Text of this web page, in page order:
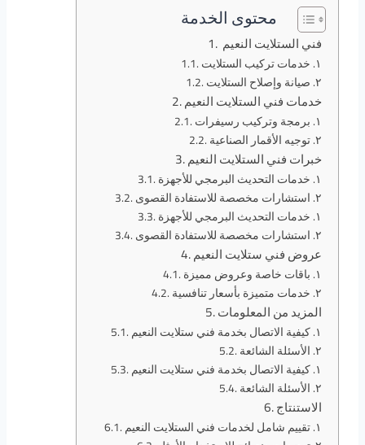
محتوى الخدمة
فني الستلايت النعيم
١. خدمات تركيب الستلايت
٢. صيانة وإصلاح الستلايت
خدمات فني الستلايت النعيم
١. برمجة وتركيب رسيفرات
٢. توجيه الأقمار الصناعية
خبرات فني الستلايت النعيم
١. خدمات التحديث البرمجي للأجهزة
٢. استشارات مخصصة للاستفادة القصوى
١. خدمات التحديث البرمجي للأجهزة
٢. استشارات مخصصة للاستفادة القصوى
عروض فني ستلايت النعيم
١. باقات خاصة وعروض مميزة
٢. خدمات متميزة بأسعار تنافسية
المزيد من المعلومات
١. كيفية الاتصال بخدمة فني ستلايت النعيم
٢. الأسئلة الشائعة
١. كيفية الاتصال بخدمة فني ستلايت النعيم
٢. الأسئلة الشائعة
الاستنتاج
١. تقييم شامل لخدمات فني الستلايت النعيم